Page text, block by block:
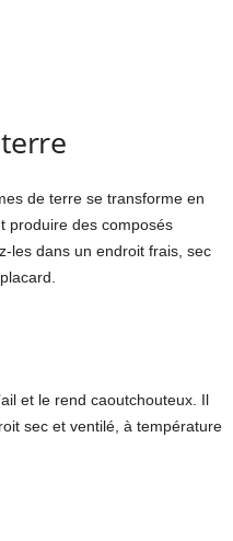
de terre se transforme en
produire des composés
les dans un endroit frais, sec
et le rend caoutchouteux. Il
sec et ventilé, à température